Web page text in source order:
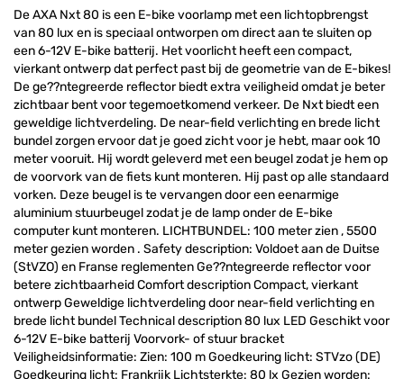
De AXA Nxt 80 is een E-bike voorlamp met een lichtopbrengst
van 80 lux en is speciaal ontworpen om direct aan te sluiten op
een 6-12V E-bike batterij. Het voorlicht heeft een compact,
vierkant ontwerp dat perfect past bij de geometrie van de E-bikes!
De ge??ntegreerde reflector biedt extra veiligheid omdat je beter
zichtbaar bent voor tegemoetkomend verkeer. De Nxt biedt een
geweldige lichtverdeling. De near-field verlichting en brede licht
bundel zorgen ervoor dat je goed zicht voor je hebt, maar ook 10
meter vooruit. Hij wordt geleverd met een beugel zodat je hem op
de voorvork van de fiets kunt monteren. Hij past op alle standaard
vorken. Deze beugel is te vervangen door een eenarmige
aluminium stuurbeugel zodat je de lamp onder de E-bike
computer kunt monteren. LICHTBUNDEL: 100 meter zien , 5500
meter gezien worden . Safety description: Voldoet aan de Duitse
(StVZO) en Franse reglementen Ge??ntegreerde reflector voor
betere zichtbaarheid Comfort description Compact, vierkant
ontwerp Geweldige lichtverdeling door near-field verlichting en
brede licht bundel Technical description 80 lux LED Geschikt voor
6-12V E-bike batterij Voorvork- of stuur bracket
Veiligheidsinformatie: Zien: 100 m Goedkeuring licht: STVzo (DE)
Goedkeuring licht: Frankrijk Lichtsterkte: 80 lx Gezien worden: